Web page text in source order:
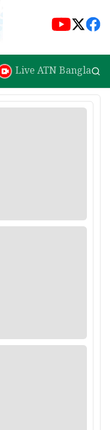
Live ATN Bangla